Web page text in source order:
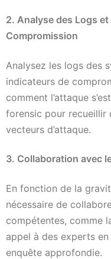
2. Analyse des Logs
Compromission
Analysez les logs des
indicateurs de
comment l’attaque
forensic pour recueillir
vecteurs d’attaque.
3. Collaboration avec
En fonction de la
nécessaire de
compétentes, comme
appel à des experts
enquête approfondie.